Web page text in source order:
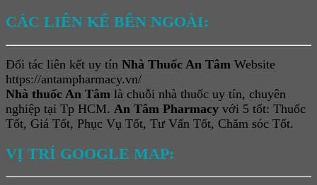
CÁC LIÊN KẾ BÊN NGOÀI:
Đối tác liên kết uy tín Nhà Thuốc An Tâm Website
https://antampharmacy.vn/
Nhà thuốc An Tâm là chuỗi nhà thuốc uy tín, chuyên
nghiệp tại Tp HCM. An Tâm Pharmacy với 5 tốt: Thuốc
Tốt, Giá Tốt, Phục Vụ Tốt, Tư Vấn Tốt, Chăm sóc Tốt.
VỊ TRÍ GOOGLE MAP: